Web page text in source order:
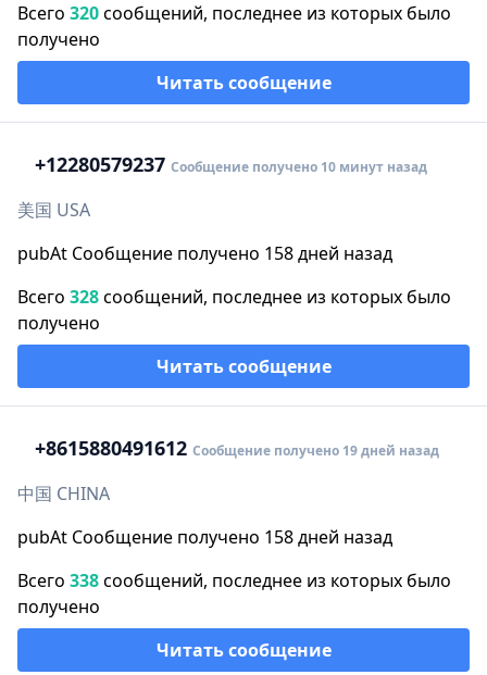
Всего 320сообщений, последнее из которых было
получено
Читать сообщение
+12280579237 Сообщение получено 10 минут назад
美国 USA
pubAt Сообщение получено 158 дней назад
Всего 328сообщений, последнее из которых было
получено
Читать сообщение
+8615880491612 Сообщение получено 19 дней назад
中国 CHINA
pubAt Сообщение получено 158 дней назад
Всего 338сообщений, последнее из которых было
получено
Читать сообщение